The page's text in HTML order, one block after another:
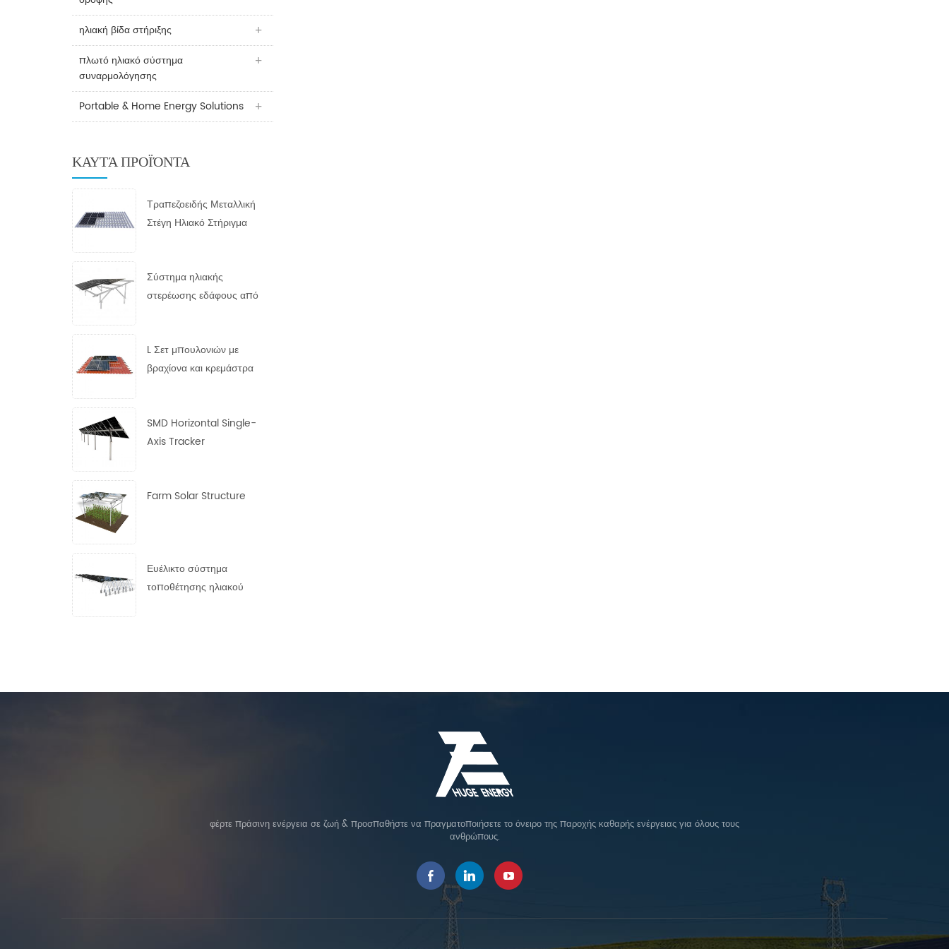
ηλιακή βίδα στήριξης
πλωτό ηλιακό σύστημα
συναρμολόγησης
Portable & Home Energy Solutions
ΚΑΥΤΆ ΠΡΟΪΌΝΤΑ
Τραπεζοειδής Μεταλλική
Στέγη Ηλιακό Στήριγμα
Σύστημα ηλιακής
στερέωσης εδάφους από
L Σετ μπουλονιών με
βραχίονα και κρεμάστρα
SMD Horizontal Single-
Axis Tracker
Farm Solar Structure
Ευέλικτο σύστημα
τοποθέτησης ηλιακού
φέρτε πράσινη ενέργεια σε ζωή & προσπαθήστε να πραγματοποιήσετε το όνειρο της παροχής καθαρής ενέργειας για όλους τους
ανθρώπους.